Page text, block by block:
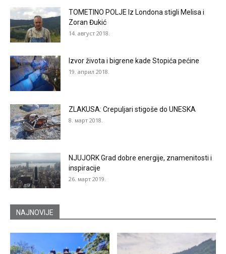
TOMETINO POLJE Iz Londona stigli Melisa i
Zoran Đukić
14. август 2018.
Izvor života i bigrene kade Stopića pećine
19. април 2018.
ZLAKUSA: Crepuljari stigoše do UNESKA
8. март 2018.
NJUJORK Grad dobre energije, znamenitosti i
inspiracije
26. март 2019.
NAJNOVIJE